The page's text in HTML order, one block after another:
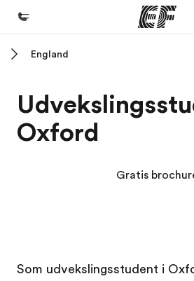
Programmer
Se alt hvad vi gør
Karriere
England
Oxford
Gratis
Som udvekslingsstudent i